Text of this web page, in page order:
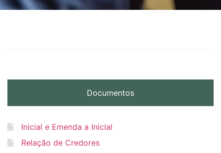
Documentos
Inicial e Emenda a Inicial
Relação de Credores